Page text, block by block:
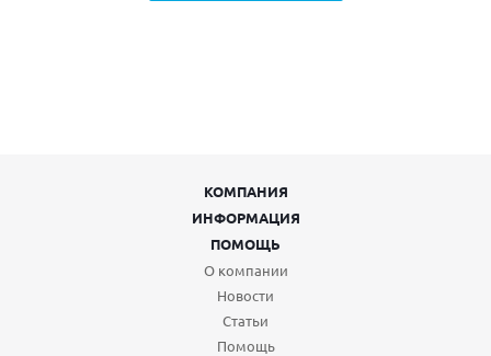
КОМПАНИЯ
ИНФОРМАЦИЯ
ПОМОЩЬ
О компании
Новости
Статьи
Помощь